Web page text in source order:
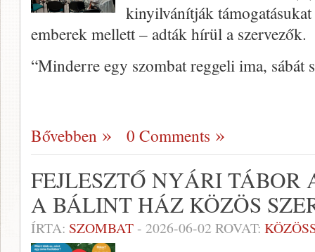
kinyilvánítják
emberek mellett – adták hírül a szervezők.
“Minderre egy szombat reggeli ima, sábát
Bővebben 0 Comments
FEJLESZTŐ NYÁRI TÁBOR
A BÁLINT HÁZ KÖZÖS
ÍRTA: SZOMBAT- 2026-06-02 ROVAT: